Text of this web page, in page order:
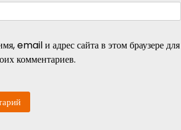
email и адрес сайта в этом браузере для
комментариев.